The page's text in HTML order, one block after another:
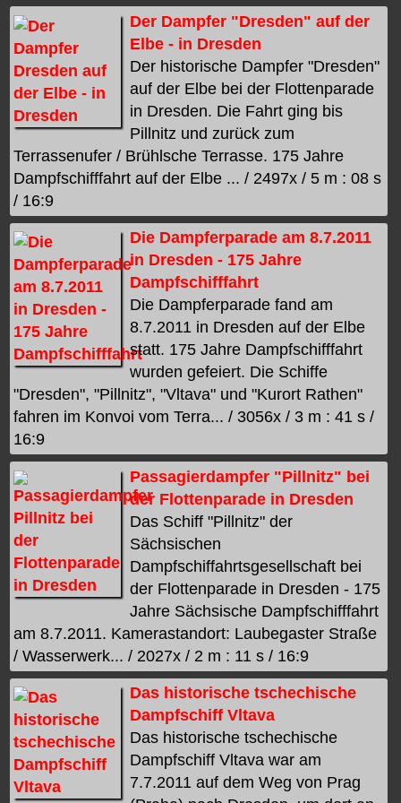
Der Dampfer "Dresden" auf der
Elbe - in Dresden
Der historische Dampfer "Dresden"
auf der Elbe bei der Flottenparade
in Dresden. Die Fahrt ging bis
Pillnitz und zurück zum
Terrassenufer / Brühlsche Terrasse. 175 Jahre
Dampfschifffahrt auf der Elbe ... / 2497x / 5 m : 08 s
/ 16:9
Die Dampferparade am 8.7.2011
in Dresden - 175 Jahre
Dampfschifffahrt
Die Dampferparade fand am
8.7.2011 in Dresden auf der Elbe
statt. 175 Jahre Dampfschifffahrt
wurden gefeiert. Die Schiffe
"Dresden", "Pillnitz", "Vltava" und "Kurort Rathen"
fahren im Konvoi vom Terra... / 3056x / 3 m : 41 s /
16:9
Passagierdampfer "Pillnitz" bei
der Flottenparade in Dresden
Das Schiff "Pillnitz" der
Sächsischen
Dampfschiffahrtsgesellschaft bei
der Flottenparade in Dresden - 175
Jahre Sächsische Dampfschifffahrt
am 8.7.2011. Kamerastandort: Laubegaster Straße
/ Wasserwerk... / 2027x / 2 m : 11 s / 16:9
Das historische tschechische
Dampfschiff Vltava
Das historische tschechische
Dampfschiff Vltava war am
7.7.2011 auf dem Weg von Prag